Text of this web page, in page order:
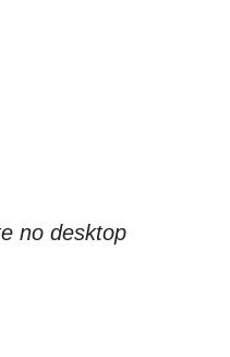
no desktop